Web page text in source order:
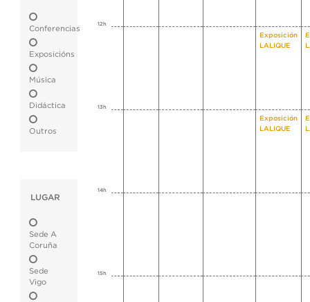
Conferencias
Exposicións
Música
Didáctica
Outros
LUGAR
Sede A
Coruña
Sede
Vigo
12h
Exposición
LALIQUE
13h
Exposición
LALIQUE
14h
15h